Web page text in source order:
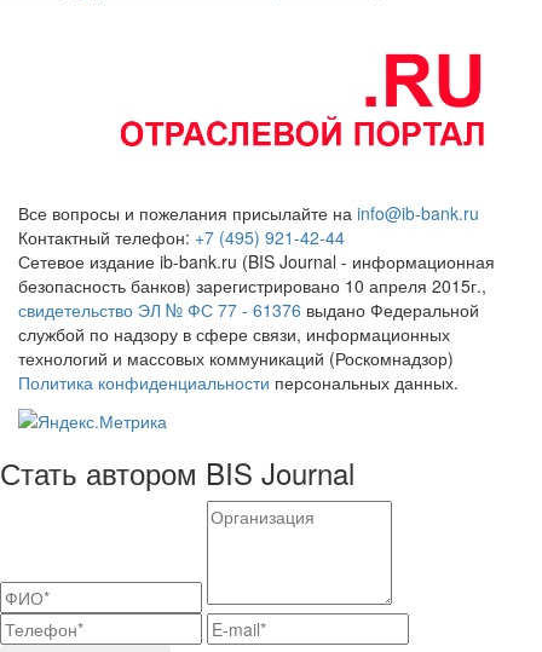
Все вопросы и пожелания присылайте на info@ib-bank.ru
Контактный телефон: +7 (495) 921-42-44
Сетевое издание ib-bank.ru (BIS Journal - информационная
безопасность банков) зарегистрировано 10 апреля 2015г.,
свидетельство ЭЛ № ФС 77 - 61376 выдано Федеральной
службой по надзору в сфере связи, информационных
технологий и массовых коммуникаций (Роскомнадзор)
Политика конфиденциальности персональных данных.
Стать автором BIS Journal